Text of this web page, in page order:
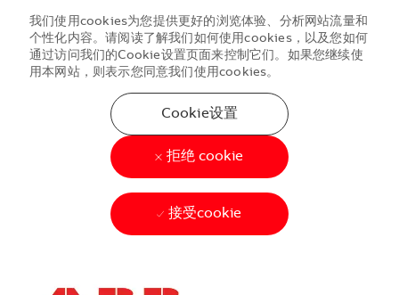
我们使用cookies为您提供更好的浏览体验、分析网站流量和
个性化内容。请阅读了解我们如何使用cookies，以及您如何
通过访问我们的Cookie设置页面来控制它们。如果您继续使
用本网站，则表示您同意我们使用cookies。
Cookie设置
拒绝 cookie
接受cookie